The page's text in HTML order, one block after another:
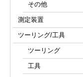
その他
測定装置
ツーリング/工具
ツーリング
工具